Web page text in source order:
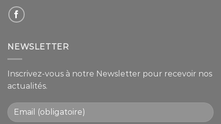
NEWSLETTER
Inscrivez-vous à notre Newsletter pour recevoir nos
actualités.